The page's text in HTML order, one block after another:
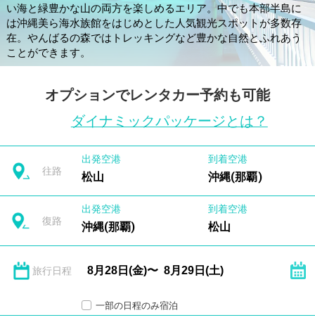
い海と緑豊かな山の両方を楽しめるエリア。中でも本部半島に
は沖縄美ら海水族館をはじめとした人気観光スポットが多数存
在。やんばるの森ではトレッキングなど豊かな自然とふれあう
ことができます。
オプションでレンタカー予約も可能
ダイナミックパッケージとは？
往路
出発空港
松山
到着空港
沖縄(那覇)
復路
出発空港
沖縄(那覇)
到着空港
松山
旅行日程
一部の日程のみ宿泊